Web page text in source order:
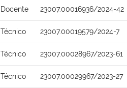
Docente 23007.00016936/2024-42
Técnico 23007.00019579/2024-7
Técnico 23007.00028967/2023-61
Técnico 23007.00029967/2023-27